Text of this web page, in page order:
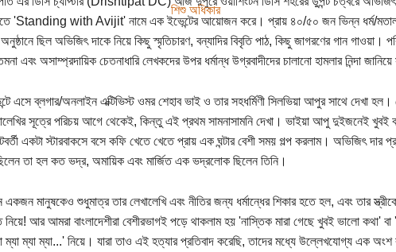
শিশু অধিকার
'Standing with Avijit' নামে এক ইভেন্টের আয়োজন করে। প্রায় ৪০/৫০ জন ভিন্ন ধর্ম/
ছিল অভিজিৎ দাকে নিয়ে কিছু স্মৃতিচারণ, বন্যাদির বিবৃতি পাঠ, কিছু জাগরণের গান গাওয়া।
এবং অসাম্প্রদায়িক চেতনাধারি লেখকদের উপর ধর্মান্ধ উগ্রবাদীদের চালানো হামলার নিন্দা জানিয়ে
এসে ব্লগার/অনলাইন এক্টিভিস্ট ওমর শেহাব ভাই ও তার সহধর্মিণী সিলভিয়া আপুর সাথে দেখা
সূত্রে পরিচয় আগে থেকেই, কিন্তু এই প্রথম সামনাসামনি দেখা। ভাইয়া আপু দুইজনেই খুবই
একটা স্টারবাকসে বসে কফি খেতে খেতে প্রায় এক ঘন্টার বেশী সময় গল্প করলাম। অভিজিৎ দার
তা হল কত ভদ্র, অমায়িক এবং মার্জিত এক ভদ্রলোক ছিলেন তিনি।
একজন মানুষকেও শুধুমাত্র তার লেখালেখি এবং নীতির জন্য ধর্মান্ধের শিকার হতে হল, এবং তার
নিয়ে! আর আমরা বাংলাদেশীরা বেশীরভাগই পড়ে থাকলাম হয় 'নাস্তিক মারা গেছে খুবই ভালো কথা' বা
ম্যা ম্যা ম্যা...' নিয়ে। যারা তাও এই হত্যার প্রতিবাদ করেছি, তাদের মধ্যে উল্লেখযোগ্য এক অংশ